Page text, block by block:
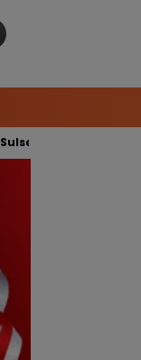
Kerahkan Tim